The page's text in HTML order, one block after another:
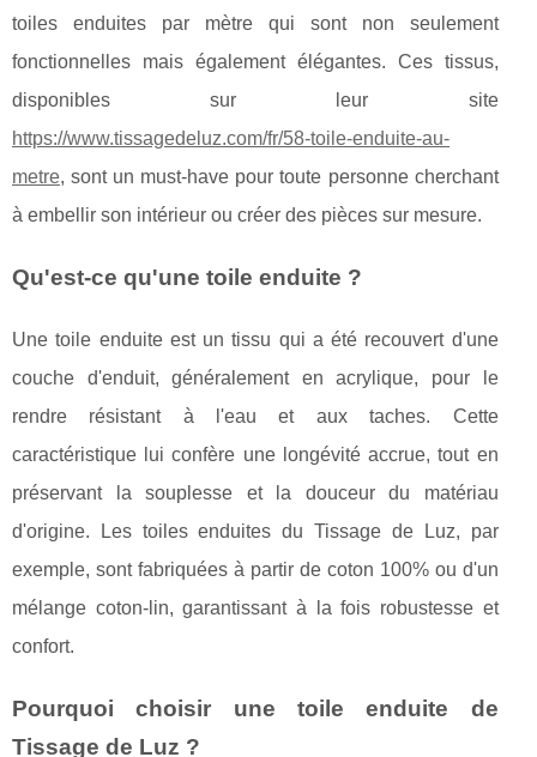
toiles enduites par mètre qui sont non seulement
fonctionnelles mais également élégantes. Ces tissus,
disponibles sur leur site
https://www.tissagedeluz.com/fr/58-toile-enduite-au-
metre, sont un must-have pour toute personne cherchant
à embellir son intérieur ou créer des pièces sur mesure.
Qu'est-ce qu'une toile enduite ?
Une toile enduite est un tissu qui a été recouvert d'une
couche d'enduit, généralement en acrylique, pour le
rendre résistant à l'eau et aux taches. Cette
caractéristique lui confère une longévité accrue, tout en
préservant la souplesse et la douceur du matériau
d'origine. Les toiles enduites du Tissage de Luz, par
exemple, sont fabriquées à partir de coton 100% ou d'un
mélange coton-lin, garantissant à la fois robustesse et
confort.
Pourquoi choisir une toile enduite de
Tissage de Luz ?